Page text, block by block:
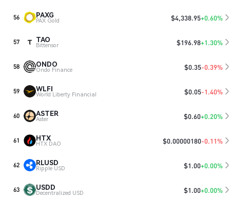
56 PAXG
PAX Gold $4,338.95+0.60%
57 TAO
Bittensor $196.98+1.30%
58 ONDO
Ondo Finance $0.35-0.39%
59 WLFI
World Liberty Financial $0.05-1.40%
60 ASTER
Aster $0.60+0.20%
61 HTX
HTX DAO $0.00000180-0.11%
62 RLUSD
Ripple USD $1.00+0.00%
63 USDD
Decentralized USD $1.00+0.00%